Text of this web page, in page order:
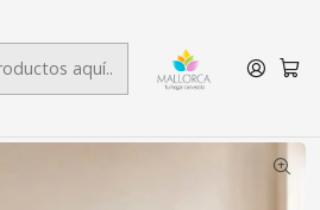
Murales Placa Mural Spring